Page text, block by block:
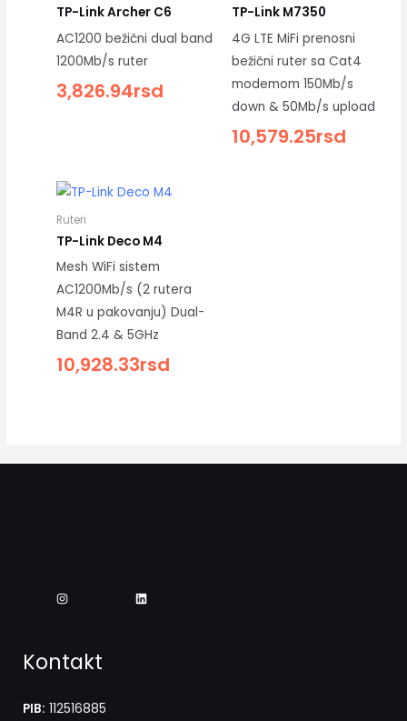
TP-Link Archer C6
AC1200 bežični dual band
1200Mb/s ruter
3,826.94rsd
TP-Link M7350
4G LTE MiFi prenosni
bežični ruter sa Cat4
modemom 150Mb/s
down & 50Mb/s upload
10,579.25rsd
Ruteri
TP-Link Deco M4
Mesh WiFi sistem
AC1200Mb/s (2 rutera
M4R u pakovanju) Dual-
Band 2.4 & 5GHz
10,928.33rsd
Kontakt
PIB: 112516885